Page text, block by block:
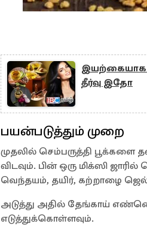
இயற்கையாக
தீர்வு இதோ
பயன்படுத்தும் முறை
முதலில் செம்பருத்தி
விடவும். பின் ஒரு மிக்ஸி
வெந்தயம், தயிர், கற்றாழை ஜெல்
அடுத்து அதில் தேங்காய்
எடுத்துக்கொள்ளவும்.